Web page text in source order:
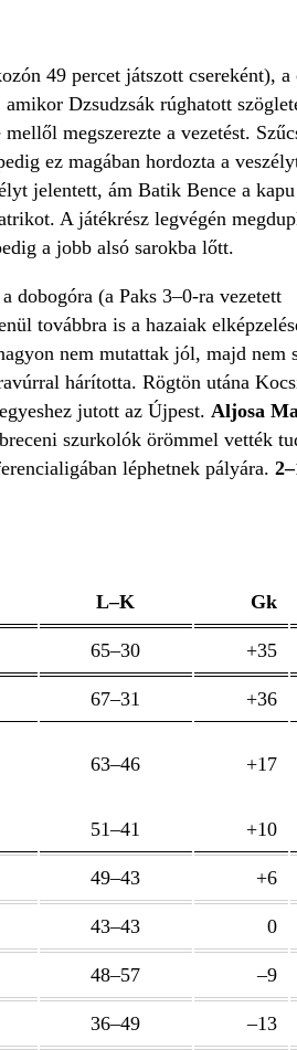
49 percet játszott csereként), a
Dzsudzsák rúghatott
megszerezte a vezetést.
ez magában hordozta a
jelentett, ám Batik Bence a
A játékrész legvégén
a jobb alsó sarokba lőtt.
dobogóra (a Paks 3–0-ra vezetett
továbbra is a hazaiak
nem mutattak jól, majd nem
hárította. Rögtön utána
jutott az Újpest. Aljosa
szurkolók örömmel vették
léphetnek pályára.
L–K Gk
65–30 +35
67–31 +36
63–46 +17
51–41 +10
49–43 +6
43–43 0
48–57 –9
36–49 –13